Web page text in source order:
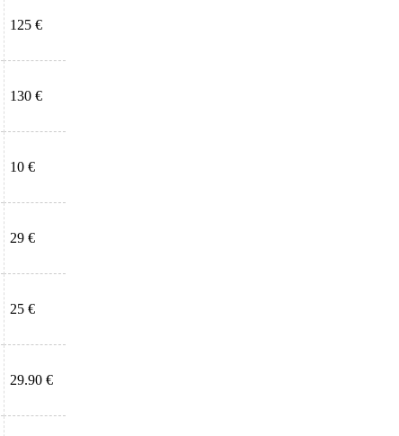
125 €
130 €
10 €
29 €
25 €
29.90 €